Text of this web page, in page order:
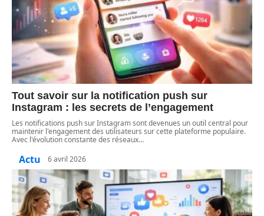
Tout savoir sur la notification push sur
Instagram : les secrets de l’engagement
Les notifications push sur Instagram sont devenues un outil central pour
maintenir l'engagement des utilisateurs sur cette plateforme populaire.
Avec l'évolution constante des réseaux…
Actu 6 avril 2026